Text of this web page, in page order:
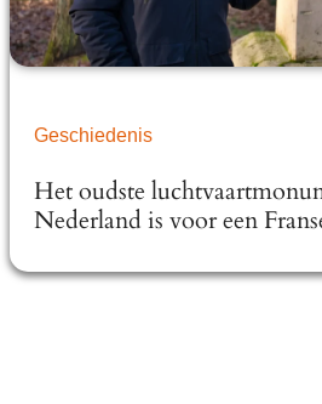
Geschiedenis
Het oudste
Nederland is voor een